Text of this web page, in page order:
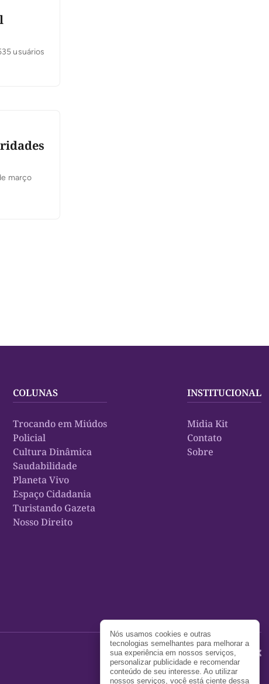
usuários
março
COLUNAS
Trocando em Miúdos
Policial
Cultura Dinâmica
Saudabilidade
Planeta Vivo
Espaço Cidadania
Turistando Gazeta
Nosso Direito
INSTITUCIONAL
Midia Kit
Contato
Sobre
Nós usamos cookies e outras
tecnologias semelhantes para melhorar a
sua experiência em nossos serviços,
personalizar publicidade e recomendar
conteúdo de seu interesse. Ao utilizar
nossos serviços, você está ciente dessa